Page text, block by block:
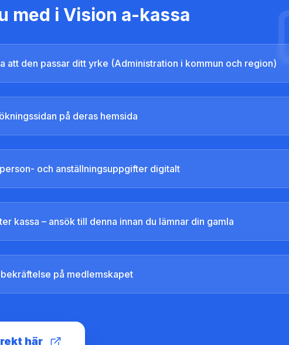
med i Vision a-kassa
att den passar ditt yrke (Administration i kommun och region)
på deras hemsida
och anställningsuppgifter digitalt
kassa – ansök till denna innan du lämnar din gamla
på medlemskapet
här